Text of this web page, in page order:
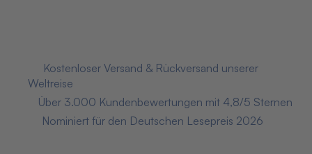
Kostenloser Versand & Rückversand unserer
Weltreise
Über 3.000 Kundenbewertungen mit 4,8/5 Sternen
Nominiert für den Deutschen Lesepreis 2026